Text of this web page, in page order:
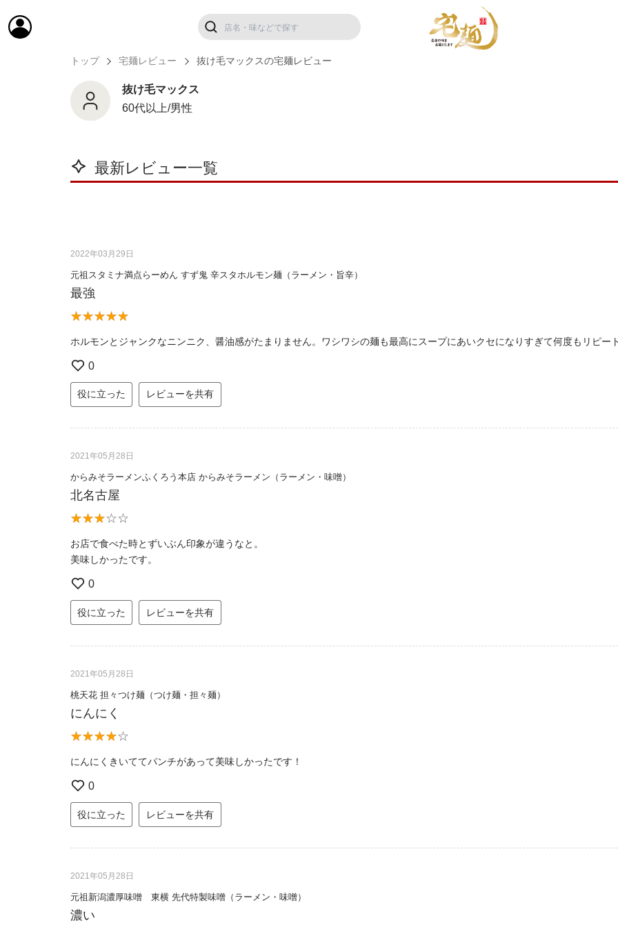
トップ 宅麺レビュー 抜け毛マックスの宅麺レビュー
抜け毛マックス
60代以上/男性
最新レビュー一覧
2022年03月29日
元祖スタミナ満点らーめん すず鬼 辛スタホルモン麺（ラーメン・旨辛）
最強
ホルモンとジャンクなニンニク、醤油感がたまりません。ワシワシの麺も最高にスープにあいクセになりすぎて何度もリピー
0
役に立った レビューを共有
2021年05月28日
からみそラーメンふくろう本店 からみそラーメン（ラーメン・味噌）
北名古屋
お店で食べた時とずいぶん印象が違うなと。
美味しかったです。
0
役に立った レビューを共有
2021年05月28日
桃天花 担々つけ麺（つけ麺・担々麺）
にんにく
にんにくきいててパンチがあって美味しかったです！
0
役に立った レビューを共有
2021年05月28日
元祖新潟濃厚味噌 東横 先代特製味噌（ラーメン・味噌）
濃い